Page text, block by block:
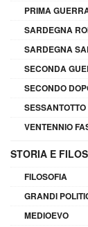
PRIMA
SARDEGNA
SARDEGNA
SECONDA
SECONDO
VENTENNIO
STORIA E
FILOSOFIA
GRANDI
MEDIOEVO